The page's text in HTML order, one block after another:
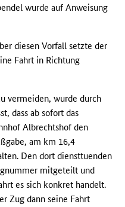
wurde auf Anweisung
diesen Vorfall setzte der
Fahrt in Richtung
vermeiden, wurde durch
dass ab sofort das
Albrechtshof den
am km 16,4
Den dort diensttuenden
mitgeteilt und
es sich konkret handelt.
Zug dann seine Fahrt